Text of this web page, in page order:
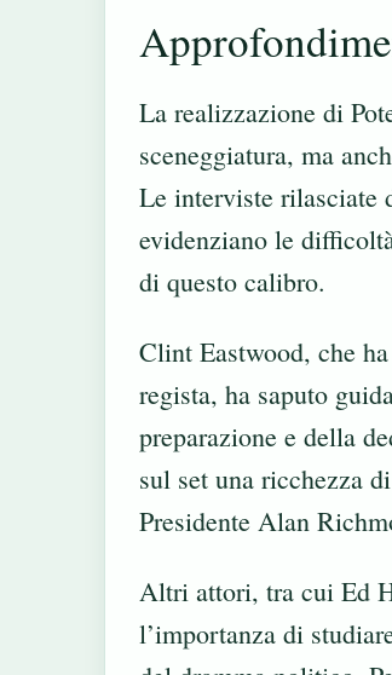
La realizzazione di
sceneggiatura, ma
Le interviste rilasciate
evidenziano le
di questo calibro.
Clint Eastwood, che
regista, ha saputo
preparazione e della
sul set una ricchezza
Presidente Alan
Altri attori, tra cui Ed
l’importanza di